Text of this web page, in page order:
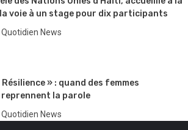
voie à un stage pour dix participants
Quotidien News
» : quand des femmes
reprennent la parole
Quotidien News